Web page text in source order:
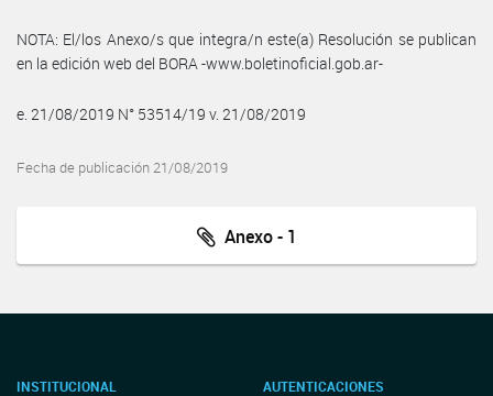
NOTA: El/los Anexo/s que integra/n este(a) Resolución se publican
en la edición web del BORA -www.boletinoficial.gob.ar-
e. 21/08/2019 N° 53514/19 v. 21/08/2019
Fecha de publicación 21/08/2019
Anexo - 1
INSTITUCIONAL AUTENTICACIONES